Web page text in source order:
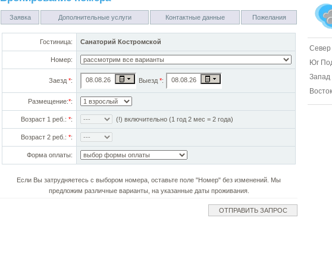
Заявка Дополнительные услуги Контактные данные Пожелания
Гостиница: Санаторий Костромской
Номер:
Заезд *: Выезд *:
Размещение:*:
Возраст 1 реб.: *: (!) включительно (1 год 2 мес = 2 года)
Возраст 2 реб.: *:
Форма оплаты:
Если Вы затрудняетесь с выбором номера, оставьте поле "Номер" без изменений. Мы
предложим различные варианты, на указанные даты проживания.
Север
Юг
Запад
Восток